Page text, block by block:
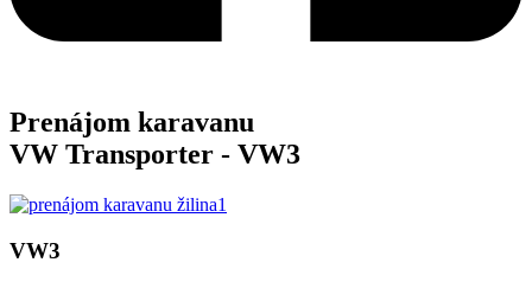
Prenájom karavanu
VW Transporter - VW3
VW3